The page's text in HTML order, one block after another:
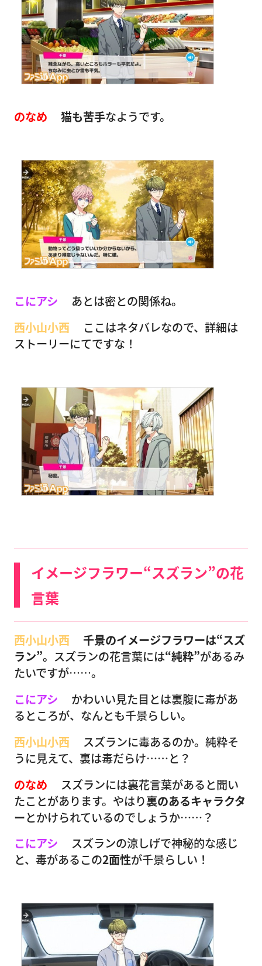
のなめ 猫も苦手なようです。
こにアシ
あとは密との関係ね。
西小山小西
ここはネタバレなので、詳細は
ストーリーにてですな！
イメージフラワー“スズラン”の花
言葉
西小山小西
千景のイメージフラワーは“スズ
ラン”。 スズランの花言葉には“純粋”があるみ
たいですが……。
こにアシ
かわいい見た目とは裏腹に毒があ
るところが、なんとも千景らしい。
西小山小西
スズランに毒あるのか。純粋そ
うに見えて、裏は毒だらけ……と？
のなめ
スズランには裏花言葉があると聞い
たことがあります。やはり裏のあるキャラクタ
ーとかけられているのでしょうか……？
こにアシ
スズランの涼しげで神秘的な感じ
と、毒があるこの2面性が千景らしい！